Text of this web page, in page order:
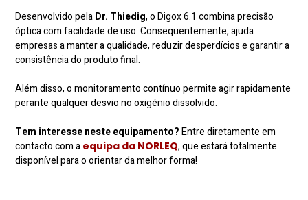
Desenvolvido pelaDr. Thiedig, o Digox 6.1 combina precisão
óptica com facilidade de uso. Consequentemente, ajuda
empresas a manter a qualidade, reduzir desperdícios e garantir a
consistência do produto final.
Além disso, o monitoramento contínuo permite agir rapidamente
perante qualquer desvio no oxigénio dissolvido.
Tem interesse neste equipamento?Entre diretamente em
contacto com a equipa da NORLEQ, que estará totalmente
disponível para o orientar da melhor forma!